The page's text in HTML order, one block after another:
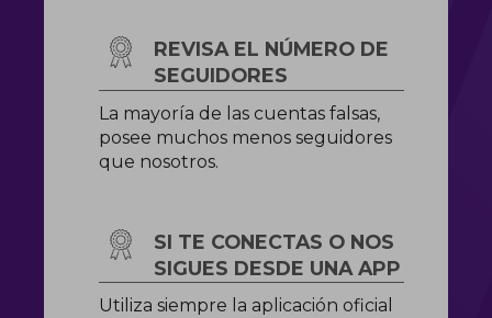
REVISA EL NÚMERO DE
SEGUIDORES
La mayoría de las cuentas falsas,
posee muchos menos seguidores
que nosotros.
SI TE CONECTAS O NOS
SIGUES DESDE UNA APP
Utiliza siempre la aplicación oficial